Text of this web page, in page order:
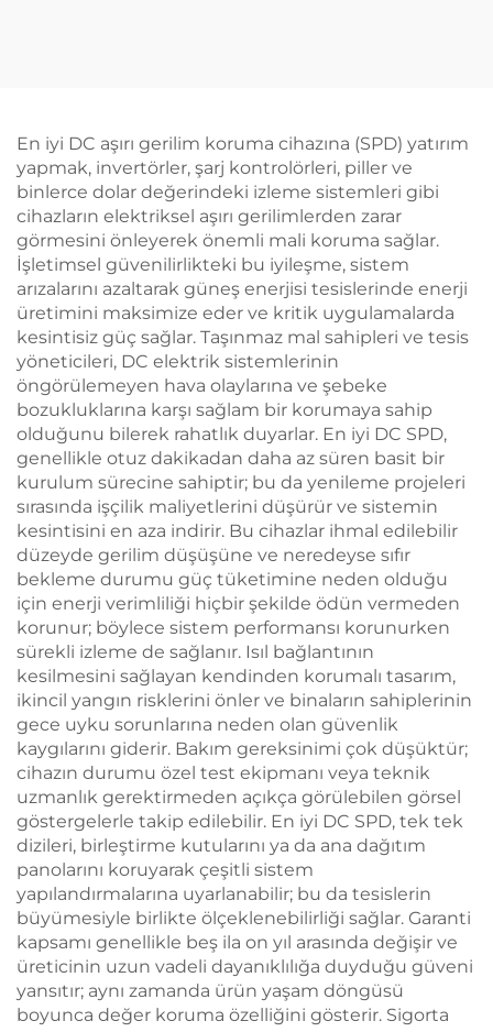
En iyi DC aşırı gerilim koruma cihazına (SPD) yatırım
yapmak, invertörler, şarj kontrolörleri, piller ve
binlerce dolar değerindeki izleme sistemleri gibi
cihazların elektriksel aşırı gerilimlerden zarar
görmesini önleyerek önemli mali koruma sağlar.
İşletimsel güvenilirlikteki bu iyileşme, sistem
arızalarını azaltarak güneş enerjisi tesislerinde enerji
üretimini maksimize eder ve kritik uygulamalarda
kesintisiz güç sağlar. Taşınmaz mal sahipleri ve tesis
yöneticileri, DC elektrik sistemlerinin
öngörülemeyen hava olaylarına ve şebeke
bozukluklarına karşı sağlam bir korumaya sahip
olduğunu bilerek rahatlık duyarlar. En iyi DC SPD,
genellikle otuz dakikadan daha az süren basit bir
kurulum sürecine sahiptir; bu da yenileme projeleri
sırasında işçilik maliyetlerini düşürür ve sistemin
kesintisini en aza indirir. Bu cihazlar ihmal edilebilir
düzeyde gerilim düşüşüne ve neredeyse sıfır
bekleme durumu güç tüketimine neden olduğu
için enerji verimliliği hiçbir şekilde ödün vermeden
korunur; böylece sistem performansı korunurken
sürekli izleme de sağlanır. Isıl bağlantının
kesilmesini sağlayan kendinden korumalı tasarım,
ikincil yangın risklerini önler ve binaların sahiplerinin
gece uyku sorunlarına neden olan güvenlik
kaygılarını giderir. Bakım gereksinimi çok düşüktür;
cihazın durumu özel test ekipmanı veya teknik
uzmanlık gerektirmeden açıkça görülebilen görsel
göstergelerle takip edilebilir. En iyi DC SPD, tek tek
dizileri, birleştirme kutularını ya da ana dağıtım
panolarını koruyarak çeşitli sistem
yapılandırmalarına uyarlanabilir; bu da tesislerin
büyümesiyle birlikte ölçeklenebilirliği sağlar. Garanti
kapsamı genellikle beş ila on yıl arasında değişir ve
üreticinin uzun vadeli dayanıklılığa duyduğu güveni
yansıtır; aynı zamanda ürün yaşam döngüsü
boyunca değer koruma özelliğini gösterir. Sigorta